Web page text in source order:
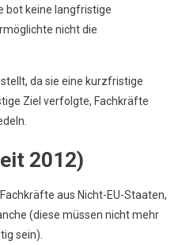
bot keine langfristige
nicht die
da sie eine kurzfristige
Ziel verfolgte, Fachkräfte
2012)
aus Nicht-EU-Staaten,
(diese müssen nicht mehr
sein).